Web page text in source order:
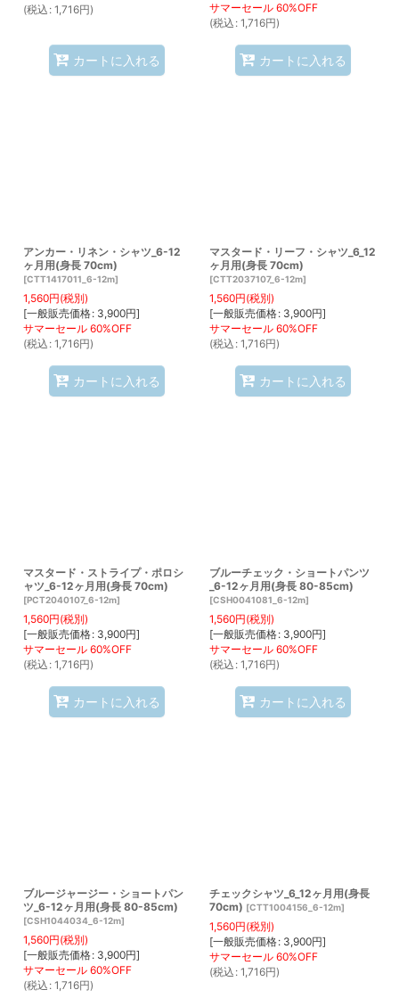
(税込 : 1,716円)
カートに入れる
(税込 : 1,716円)
カートに入れる
アンカー・リネン・シャツ_6-12
ヶ月用(身長 70cm)
[CTT1417011_6-12m]
1,560円(税別)
[一般販売価格: 3,900円]
(税込 : 1,716円)
カートに入れる
マスタード・リーフ・シャツ_6_12
ヶ月用(身長 70cm)
[CTT2037107_6-12m]
1,560円(税別)
[一般販売価格: 3,900円]
(税込 : 1,716円)
カートに入れる
マスタード・ストライプ・ポロシ
ャツ_6-12ヶ月用(身長 70cm)
[PCT2040107_6-12m]
1,560円(税別)
[一般販売価格: 3,900円]
(税込 : 1,716円)
カートに入れる
ブルーチェック・ショートパンツ
_6-12ヶ月用(身長 80-85cm)
[CSH0041081_6-12m]
1,560円(税別)
[一般販売価格: 3,900円]
(税込 : 1,716円)
カートに入れる
ブルージャージー・ショートパン
ツ_6-12ヶ月用(身長 80-85cm)
[CSH1044034_6-12m]
1,560円(税別)
[一般販売価格: 3,900円]
(税込 : 1,716円)
チェックシャツ_6_12ヶ月用(身長
70cm) [CTT1004156_6-12m]
1,560円(税別)
[一般販売価格: 3,900円]
(税込 : 1,716円)